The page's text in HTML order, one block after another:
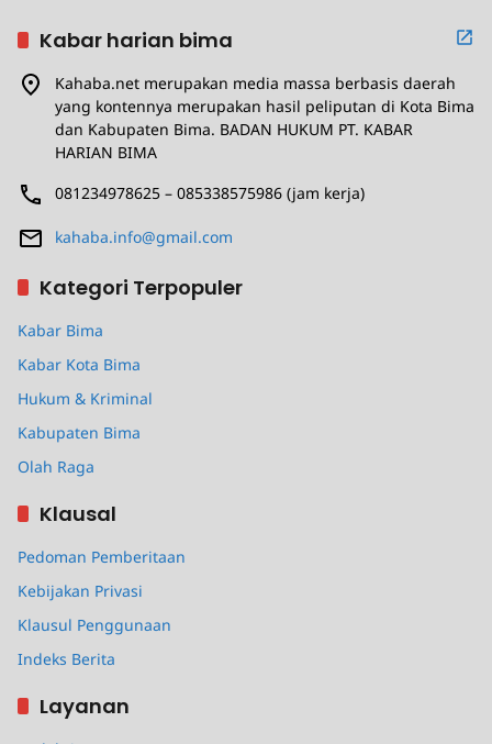
Kabar harian bima
Kahaba.net merupakan media massa berbasis daerah
yang kontennya merupakan hasil peliputan di Kota Bima
dan Kabupaten Bima. BADAN HUKUM PT. KABAR
HARIAN BIMA
081234978625 – 085338575986 (jam kerja)
kahaba.info@gmail.com
Kategori Terpopuler
Kabar Bima
Kabar Kota Bima
Hukum & Kriminal
Kabupaten Bima
Olah Raga
Klausal
Pedoman Pemberitaan
Kebijakan Privasi
Klausul Penggunaan
Indeks Berita
Layanan